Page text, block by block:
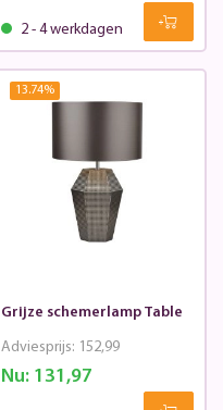
2 - 4 werkdagen
13.74%
Grijze schemerlamp Table
Nu: 131,97
Adviesprijs: 152,99